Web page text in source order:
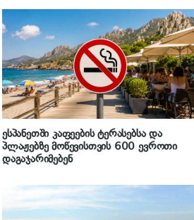
ესპანეთში კაფეების ტერასებსა და
პლაჟებზე მოწევისთვის 600 ევროთი
დაგაჯარიმებენ